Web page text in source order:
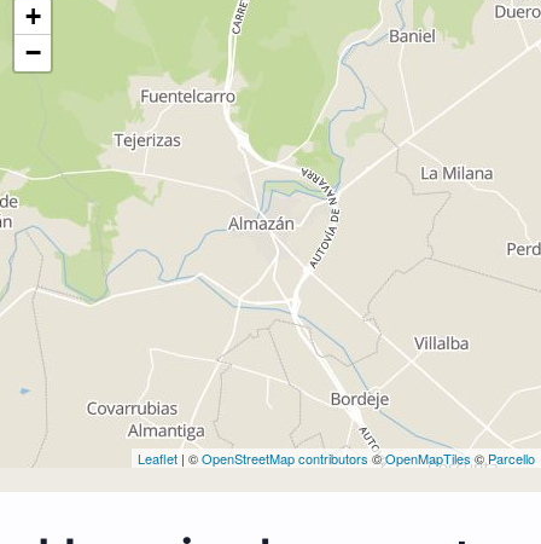
+
−
Leaflet | ©OpenStreetMap contributors ©OpenMapTiles ©Parcello